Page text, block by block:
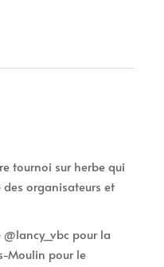
tournoi sur herbe qui
des organisateurs et
pour la
Moulin pour le